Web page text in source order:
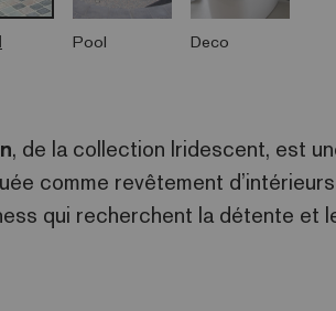
Pool Deco
, de la collection Iridescent, est
comme revêtement
qui recherchent la détente et